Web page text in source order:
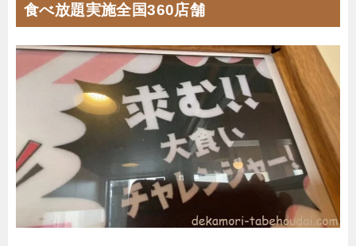
食べ放題実施全国360店舗